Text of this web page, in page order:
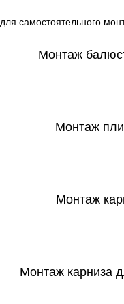
для самостоятельного
Монтаж
Монтаж
Монтаж
Монтаж карниза